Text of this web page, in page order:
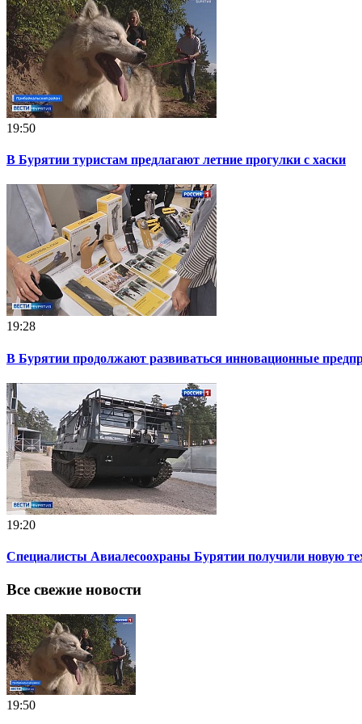
19:50
В Бурятии туристам предлагают летние прогулки с хаски
19:28
В Бурятии продолжают развиваться инновационные
19:20
Специалисты Авиалесоохраны Бурятии получили новую
Все свежие новости
19:50